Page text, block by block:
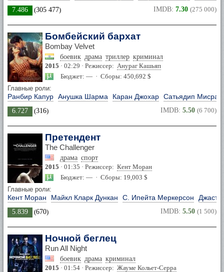
7.486 (305 477) IMDB: 7.30 (275 000)
Бомбейский бархат
Bombay Velvet
боевик драма триллер криминал
2015 · 02:29 · Режиссер: Анураг Кашьяп
Бюджет: — · Сборы: 450,692 $
Главные роли:
Ранбир Капур Анушка Шарма Каран Джохар Сатьядип Мисра
6.727 (316) IMDB: 5.50 (6 700)
Претендент
The Challenger
драма спорт
2015 · 01:35 · Режиссер: Кент Моран
Бюджет: — · Сборы: 19,003 $
Главные роли:
Кент Моран Майкл Кларк Дункан С. Ипейта Меркерсон
5.839 (670) IMDB: 5.50 (1 500)
Ночной беглец
Run All Night
боевик драма криминал
2015 · 01:54 · Режиссер: Жауме Кольет-Серра